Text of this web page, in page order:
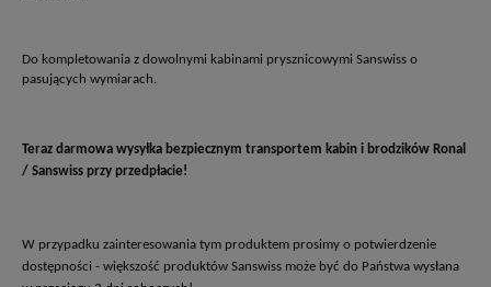
Do kompletowania z dowolnymi kabinami prysznicowymi Sanswiss o
pasujących wymiarach.
Teraz darmowa wysyłka bezpiecznym transportem kabin i brodzików Ronal
/ Sanswiss przy przedpłacie!
W przypadku zainteresowania tym produktem prosimy o potwierdzenie
dostępności - większość produktów Sanswiss może być do Państwa wysłana